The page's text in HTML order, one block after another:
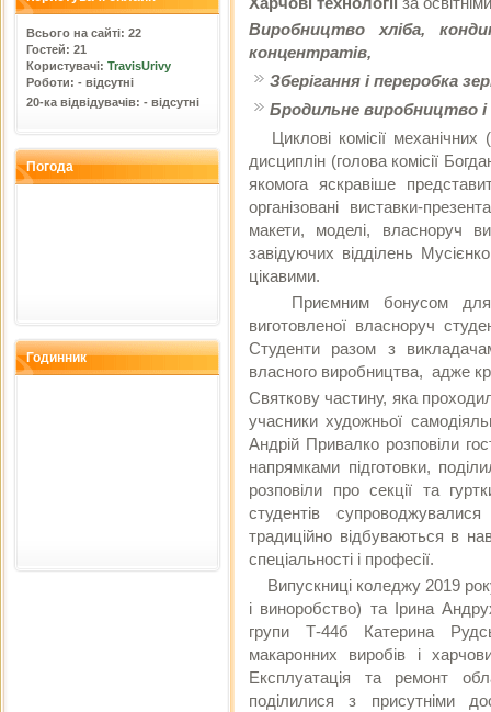
Всього на сайті: 22
Гостей: 21
Користувачі: TravisUrivy
Роботи: - відсутні
20-ка відвідувачів: - відсутні
Погода
Годинник
Виробництво хліба,
концентратів,
Зберігання і переробка
Бродильне виробництво
Циклові комісії механічних
дисциплін (голова комісії
якомога яскравіше
організовані виставки-
макети, моделі, власноруч
завідуючих відділень
цікавими.
Приємним бонусом для
виготовленої власноруч
Студенти разом з
власного виробництва, адже
Святкову частину, яка
учасники художньої
Андрій Привалко розповіли
напрямками підготовки,
розповіли про секції та
студентів
традиційно відбуваються в
спеціальності і професії.
Випускниці коледжу 2019
і виноробство) та Ірина
групи Т-44б Катерина
макаронних виробів і
Експлуатація та ремонт
поділилися з присутніми